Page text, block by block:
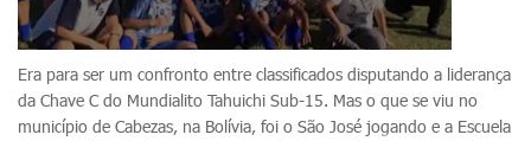
Era para ser um confronto entre classificados disputando a liderança
da Chave C do Mundialito Tahuichi Sub-15. Mas o que se viu no
município de Cabezas, na Bolívia, foi o São José jogando e a Escuela